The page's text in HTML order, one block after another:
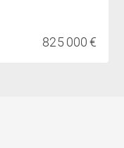
825 000 €